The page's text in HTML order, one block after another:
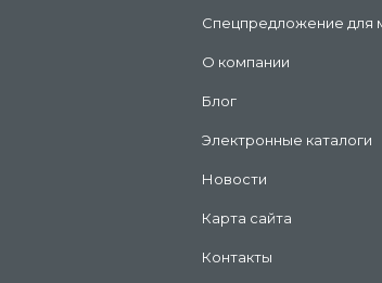
Спецпредложение для
О компании
Блог
Электронные каталоги
Новости
Карта сайта
Контакты